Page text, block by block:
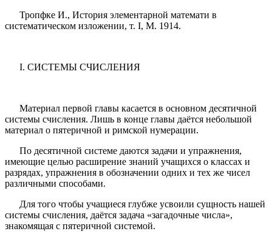
Тропфке И., История элементарной математи в
систематическом изложении, т. I, М. 1914.
I. СИСТЕМЫ СЧИСЛЕНИЯ
Материал первой главы касается в основном десятичной
системы счисления. Лишь в конце главы даётся небольшой
материал о пятеричной и римской нумерации.
По десятичной системе даются задачи и упражнения,
имеющие целью расширение знаний учащихся о классах и
разрядах, упражнения в обозначении одних и тех же чисел
различными способами.
Для того чтобы учащиеся глубже усвоили сущность нашей
системы счисления, даётся задача «загадочные числа»,
знакомящая с пятеричной системой.